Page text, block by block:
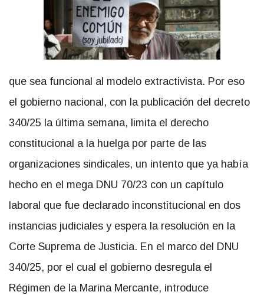
que sea funcional al modelo extractivista. Por eso
el gobierno nacional, con la publicación del decreto
340/25 la última semana, limita el derecho
constitucional a la huelga por parte de las
organizaciones sindicales, un intento que ya había
hecho en el mega DNU 70/23 con un capítulo
laboral que fue declarado inconstitucional en dos
instancias judiciales y espera la resolución en la
Corte Suprema de Justicia. En el marco del DNU
340/25, por el cual el gobierno desregula el
Régimen de la Marina Mercante, introduce